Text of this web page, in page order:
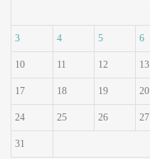
3 4 5 6
10 11 12 13
17 18 19 20
24 25 26 27
31